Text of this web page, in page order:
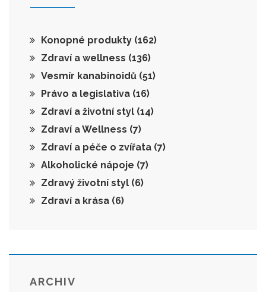
Konopné produkty (162)
Zdraví a wellness (136)
Vesmír kanabinoidů (51)
Právo a legislativa (16)
Zdraví a životní styl (14)
Zdraví a Wellness (7)
Zdraví a péče o zvířata (7)
Alkoholické nápoje (7)
Zdravý životní styl (6)
Zdraví a krása (6)
ARCHIV